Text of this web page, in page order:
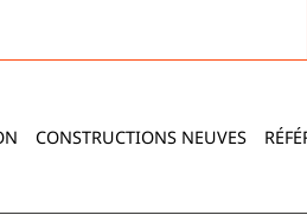
CONSTRUCTIONS NEUVES